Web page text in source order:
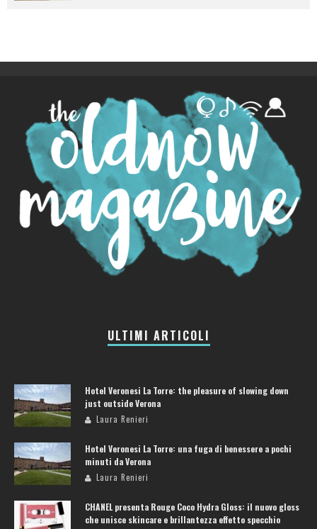
ULTIMI ARTICOLI
Hotel Veronesi La Torre: the pleasure of slowing down
just outside Verona
Laura Renieri
Hotel Veronesi La Torre: una fuga di benessere a pochi
minuti da Verona
Laura Renieri
CHANEL presenta Rouge Coco Hydra Gloss: il nuovo gloss
che unisce skincare e brillantezza effetto specchio